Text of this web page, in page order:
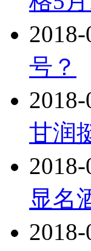
号？
2018-
甘润
显名